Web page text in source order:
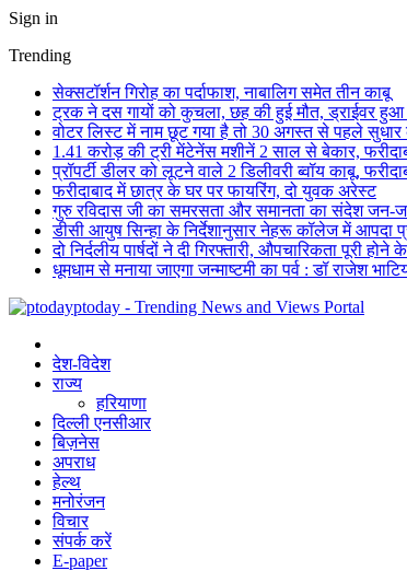
Sign in
Trending
सेक्सटॉर्शन गिरोह का पर्दाफाश, नाबालिग समेत तीन काबू
ट्रक ने दस गायों को कुचला, छह की हुई मौत, ड्राईवर हुआ
वोटर लिस्ट में नाम छूट गया है तो 30 अगस्त से पहले सुधार
1.41 करोड़ की ट्री मेंटेनेंस मशीनें 2 साल से बेकार,
प्रॉपर्टी डीलर को लूटने वाले 2 डिलीवरी ब्वॉय काबू,
फरीदाबाद में छात्र के घर पर फायरिंग, दो युवक अरेस्ट
गुरु रविदास जी का समरसता और समानता का संदेश
डीसी आयुष सिन्हा के निर्देशानुसार नेहरू कॉलेज में आपदा
दो निर्दलीय पार्षदों ने दी गिरफ्तारी, औपचारिकता पूरी होने
धूमधाम से मनाया जाएगा जन्माष्टमी का पर्व : डॉ राजेश
ptoday - Trending News and Views Portal
देश-विदेश
राज्य
हरियाणा
दिल्ली एनसीआर
बिज़नेस
अपराध
हेल्थ
मनोरंजन
विचार
संपर्क करें
E-paper